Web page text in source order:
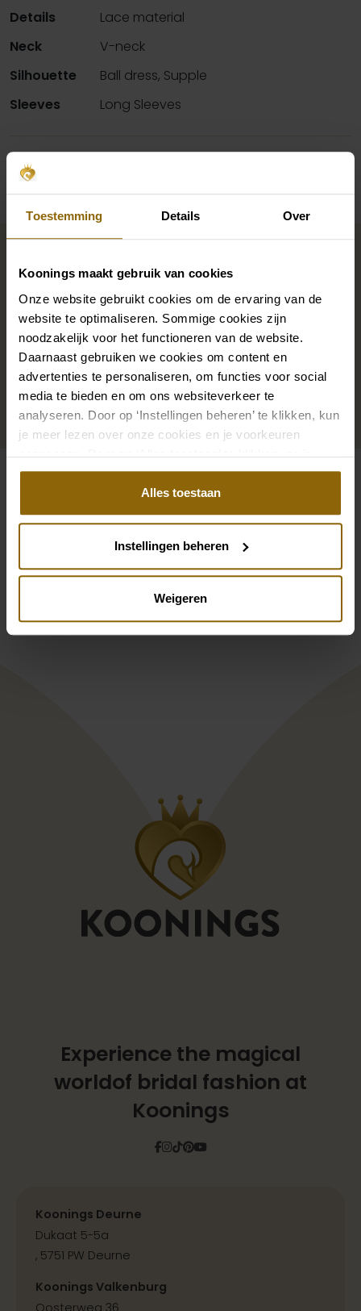
Toestemming Details Over
Koonings maakt gebruik van cookies
Onze website gebruikt cookies om de ervaring van de
website te optimaliseren. Sommige cookies zijn
noodzakelijk voor het functioneren van de website.
Daarnaast gebruiken we cookies om content en
advertenties te personaliseren, om functies voor social
media te bieden en om ons websiteverkeer te
analyseren. Door op ‘Instellingen beheren’ te klikken, kun
je meer lezen over onze cookies en je voorkeuren
aanpassen. Door op ‘Alles toestaan’ te klikken, ga je
akkoord met het gebruik van alle cookies.
Alles toestaan
Instellingen beheren
Weigeren
Details
Lace material
Neck
V-neck
Silhouette
Ball dress, Supple
Sleeves
Long Sleeves
Availability per shop
Complete your bridal look
The perfect shoes for under your dress, a necklace
that adorns your neckline, or a hair accessory that
sparkles in the sun: a dress is only complete with
matching accessories. And you will also find them in
our wedding palace.
Go to accessories
Also check out
Aire Barcelona Betania
Pinterest
St. Patrick Selina
Jesus Peiro 228A
Pinterest
Wona Concept
Experience the magical
worldof bridal fashion at
Koonings
Facebook
Instagram
Tiktok
Pinterest
YouTube
Koonings Deurne
Dukaat 5-5a
, 5751 PW Deurne
Koonings Valkenburg
Oosterweg 36